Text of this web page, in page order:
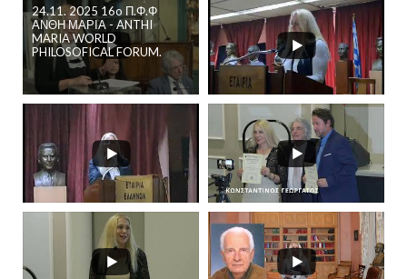
24.11. 2025 16o Π.Φ.Φ
ΑΝΘΗ ΜΑΡΙΑ - ANTHI
MARIA WORLD
PHILOSOFICAL FORUM.